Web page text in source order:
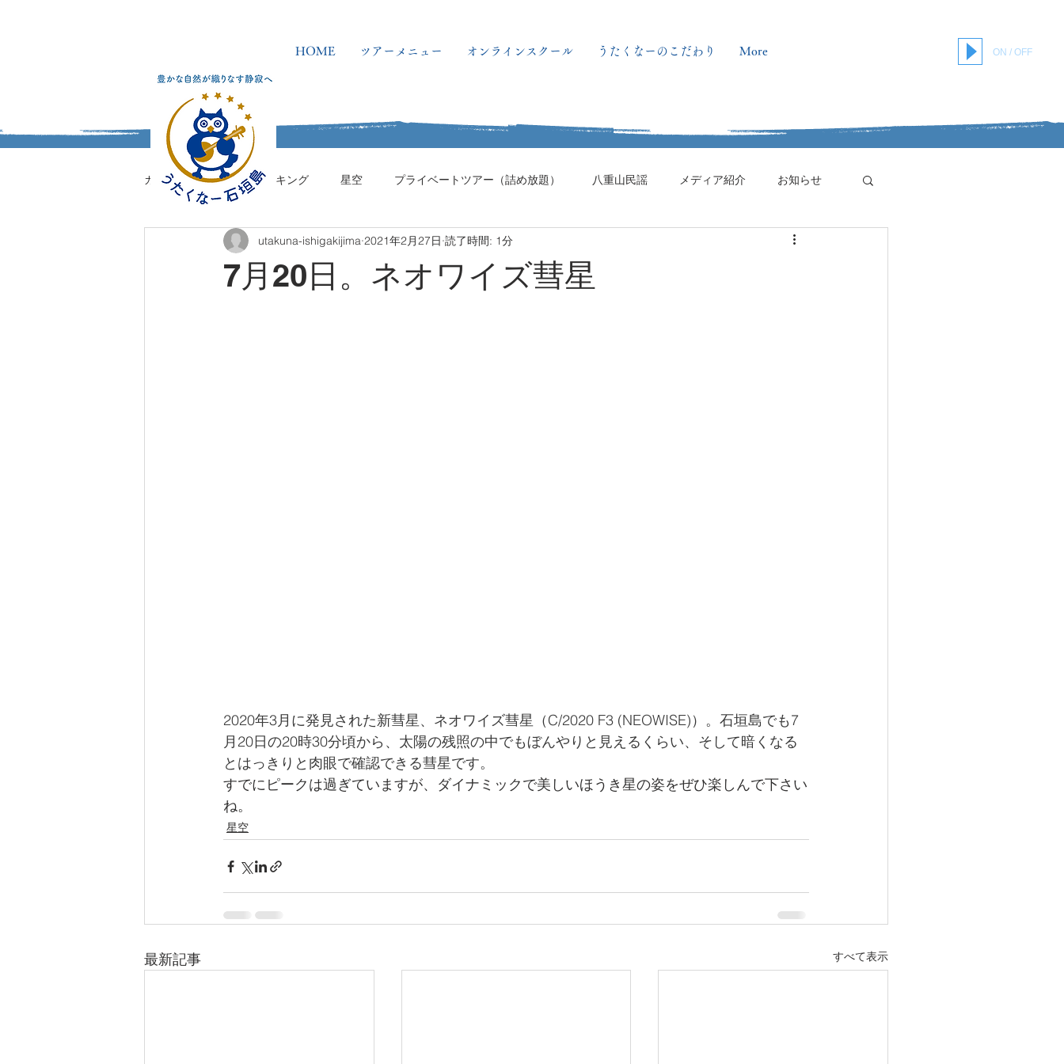
HOME ツアーメニュー オンラインスクール うたくなーのこだわり More ON / OFF
カテゴリを選択 ハイキング 星空 プライベートツアー（詰め放題） 八重山民謡 メディア紹介 お知らせ
うたくなーの学校
7月20日。ネオワイズ彗星
utakuna-ishigakijima 2021年2月27日 読了時間: 1分
2020年3月に発見された新彗星、ネオワイズ彗星（C/2020 F3 (NEOWISE)）。石垣島でも7
月20日の20時30分頃から、太陽の残照の中でもぼんやりと見えるくらい、そして暗くなる
とはっきりと肉眼で確認できる彗星です。
すでにピークは過ぎていますが、ダイナミックで美しいほうき星の姿をぜひ楽しんで下さい
ね。
星空
最新記事 すべて表示